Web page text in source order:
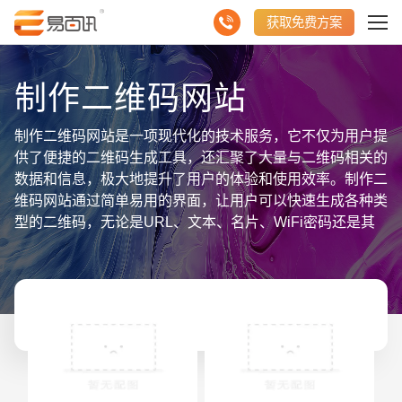
获取免费方案
制作二维码网站
制作二维码网站是一项现代化的技术服务，它不仅为用户提
供了便捷的二维码生成工具，还汇聚了大量与二维码相关的
数据和信息，极大地提升了用户的体验和使用效率。制作二
维码网站通过简单易用的界面，让用户可以快速生成各种类
型的二维码，无论是URL、文本、名片、WiFi密码还是其
他信息类型，用户只需输入相关内容，点击生成按钮，即可
得到一个高质量的二维码图像。网站还提供了多种自定义选
项，用户可以根据自己的需求调整二维码的颜色、大小、边
聚合数据信息方面，制作二维码网站不仅生成二维码，还提
供了详尽的二维码使用统计和分析功能。用户可以通过后台
查看每个二维码的扫描次数、扫描时间分布、地理位置分布